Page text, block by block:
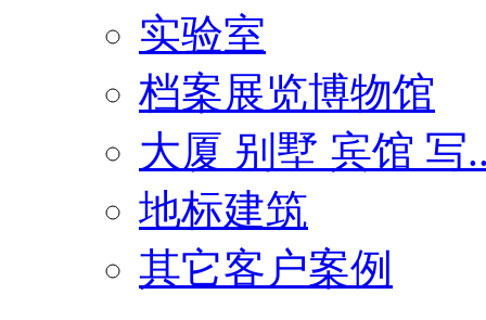
实验室
档案展览博物馆
大厦 别墅 宾馆 写
地标建筑
其它客户案例